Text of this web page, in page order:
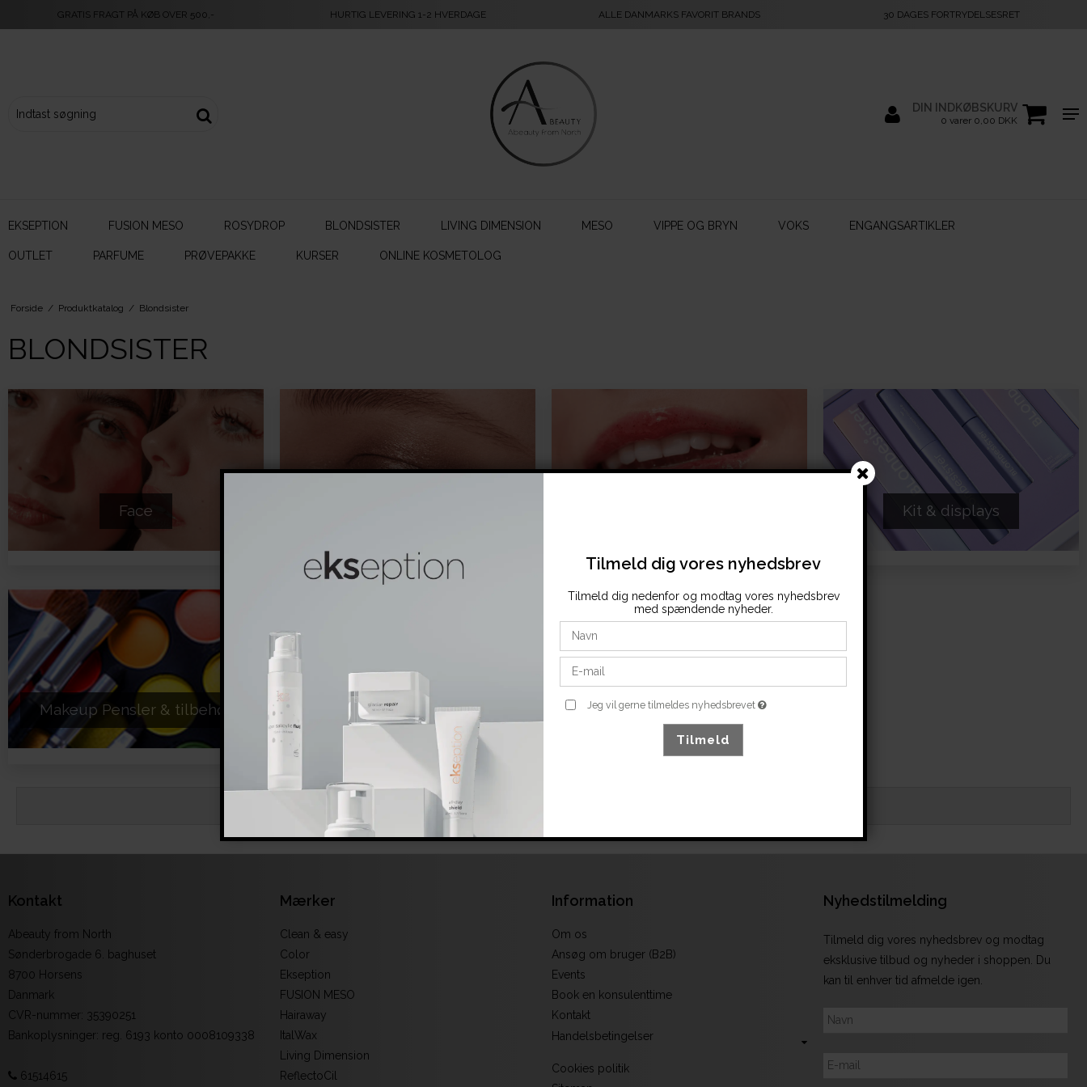
GRATIS FRAGT PÅ KØB OVER 500,- HURTIG LEVERING 1-2 HVERDAGE ALLE DANMARKS FAVORIT BRANDS 30 DAGES FORTRYDELSESRET
DIN INDKØBSKURV
0 varer 0,00 DKK
EKSEPTION FUSION MESO ROSYDROP BLONDSISTER LIVING DIMENSION MESO VIPPE OG BRYN VOKS ENGANGSARTIKLER
OUTLET PARFUME PRØVEPAKKE KURSER ONLINE KOSMETOLOG
Forside / Produktkatalog / Blondsister
BLONDSISTER
Face Kit & displays
Makeup Pensler & tilbehør
Kontakt
Abeauty from North
Sønderbrogade 6. baghuset
8700 Horsens
Danmark
CVR-nummer : 35390251
Bankoplysninger: reg. 6193 konto 0008109338
61514615
Mærker
Clean & easy
Color
Ekseption
FUSION MESO
Hairaway
ItalWax
Living Dimension
ReflectoCil
Information
Om os
Ansøg om bruger (B2B)
Events
Book en konsulenttime
Kontakt
Handelsbetingelser
Cookies politik
Nyhedstilmelding
Tilmeld dig vores nyhedsbrev og modtag
eksklusive tilbud og nyheder i shoppen. Du
kan til enhver tid afmelde igen.
Tilmeld dig vores nyhedsbrev
Tilmeld dig nedenfor og modtag vores nyhedsbrev
med spændende nyheder.
Jeg vil gerne tilmeldes nyhedsbrevet
Tilmeld